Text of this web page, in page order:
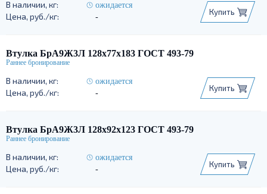
ожидается
-
Купить
Втулка БрА9Ж3Л 128х77х183 ГОСТ 493-79
ожидается
-
Купить
Втулка БрА9Ж3Л 128х92х123 ГОСТ 493-79
ожидается
-
Купить